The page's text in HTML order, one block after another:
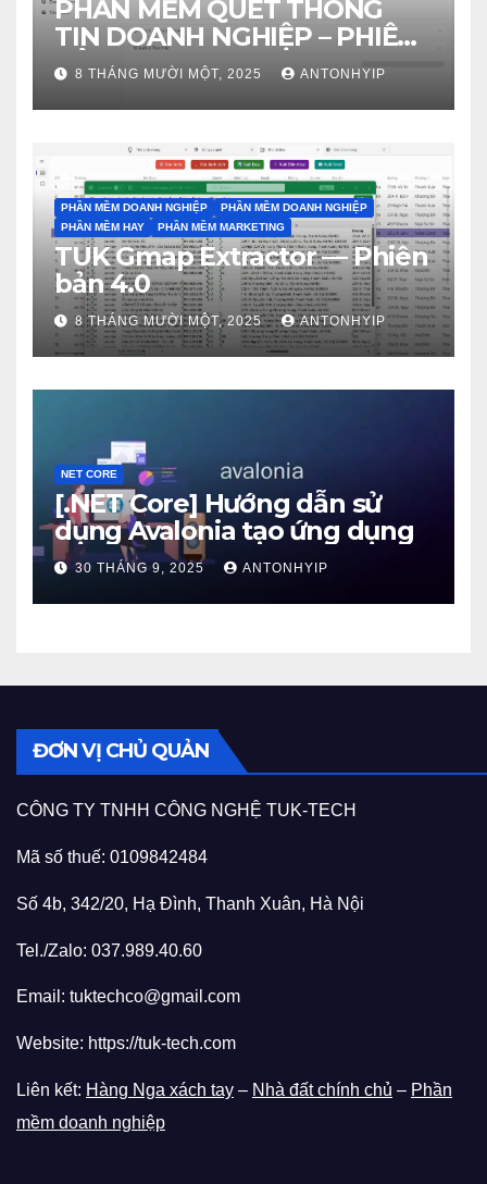
PHẦN MỀM QUÉT THÔNG
TIN DOANH NGHIỆP – PHIÊN
BẢN 4.0
8 THÁNG MƯỜI MỘT, 2025 ANTONHYIP
PHẦN MỀM DOANH NGHIỆP
PHẦN MỀM DOANH NGHIỆP
PHẦN MỀM HAY
PHẦN MỀM MARKETING
TUK Gmap Extractor — Phiên
bản 4.0
8 THÁNG MƯỜI MỘT, 2025 ANTONHYIP
NET CORE
[.NET Core] Hướng dẫn sử
dụng Avalonia tạo ứng dụng
30 THÁNG 9, 2025 ANTONHYIP
ĐƠN VỊ CHỦ QUẢN
CÔNG TY TNHH CÔNG NGHỆ TUK-TECH
Mã số thuế: 0109842484
Số 4b, 342/20, Hạ Đình, Thanh Xuân, Hà Nội
Tel./Zalo: 037.989.40.60
Email: tuktechco@gmail.com
Website: https://tuk-tech.com
Liên kết: Hàng Nga xách tay – Nhà đất chính chủ – Phần
mềm doanh nghiệp